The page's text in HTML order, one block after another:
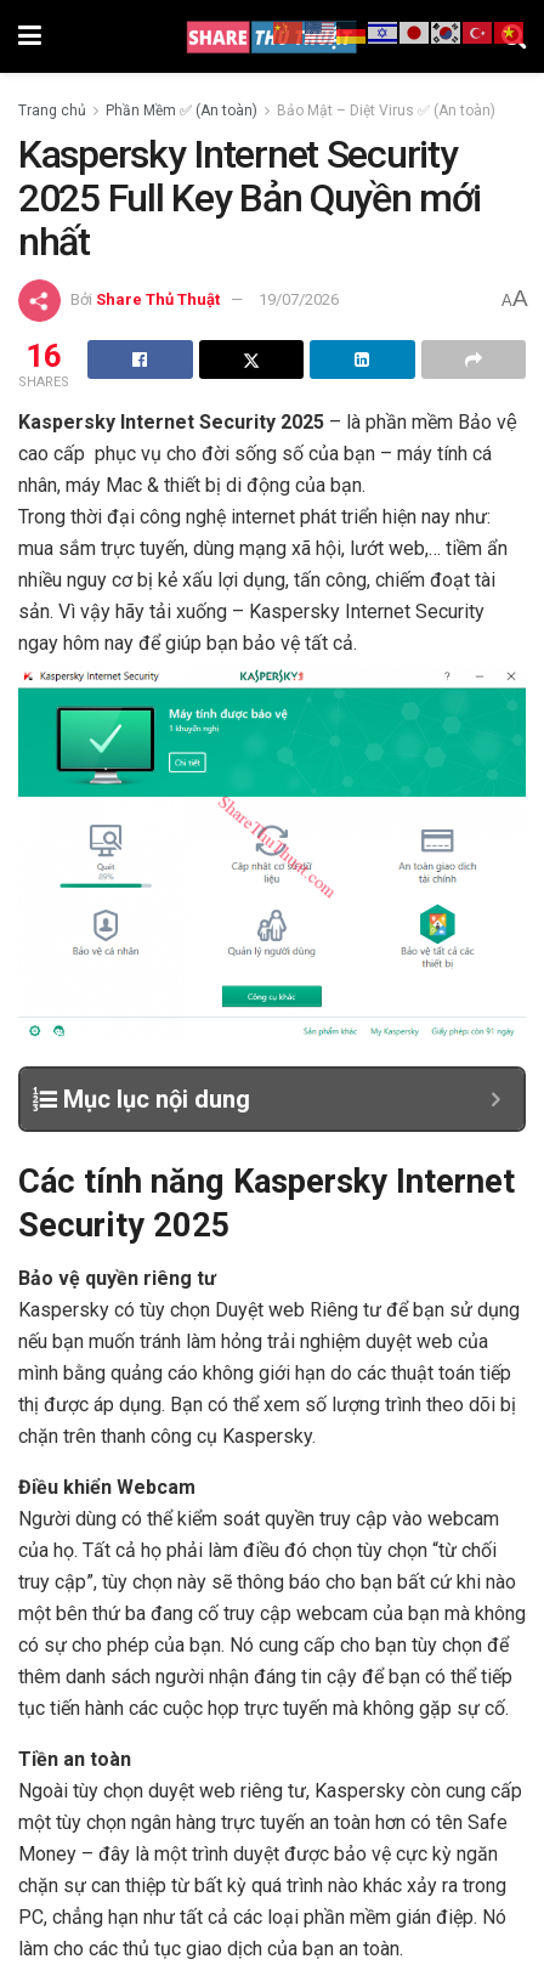
Trang chủ Phần Mềm ✅ (An toàn) Bảo Mật – Diệt Virus ✅ (An toàn)
Kaspersky Internet Security
2025 Full Key Bản Quyền mới
nhất
Bởi Share Thủ Thuật 19/07/2026 AA
16
SHARES
Kaspersky Internet Security 2025 – là phần mềm Bảo vệ
cao cấp phục vụ cho đời sống số của bạn – máy tính cá
nhân, máy Mac & thiết bị di động của bạn.
Trong thời đại công nghệ internet phát triển hiện nay như:
mua sắm trực tuyến, dùng mạng xã hội, lướt web,… tiềm ẩn
nhiều nguy cơ bị kẻ xấu lợi dụng, tấn công, chiếm đoạt tài
sản. Vì vậy hãy tải xuống – Kaspersky Internet Security
ngay hôm nay để giúp bạn bảo vệ tất cả.
Mục lục nội dung
Các tính năng Kaspersky Internet
Security 2025
Bảo vệ quyền riêng tư
Kaspersky có tùy chọn Duyệt web Riêng tư để bạn sử dụng
nếu bạn muốn tránh làm hỏng trải nghiệm duyệt web của
mình bằng quảng cáo không giới hạn do các thuật toán tiếp
thị được áp dụng. Bạn có thể xem số lượng trình theo dõi bị
chặn trên thanh công cụ Kaspersky.
Điều khiển Webcam
Người dùng có thể kiểm soát quyền truy cập vào webcam
của họ. Tất cả họ phải làm điều đó chọn tùy chọn “từ chối
truy cập”, tùy chọn này sẽ thông báo cho bạn bất cứ khi nào
một bên thứ ba đang cố truy cập webcam của bạn mà không
có sự cho phép của bạn. Nó cung cấp cho bạn tùy chọn để
thêm danh sách người nhận đáng tin cậy để bạn có thể tiếp
tục tiến hành các cuộc họp trực tuyến mà không gặp sự cố.
Tiền an toàn
Ngoài tùy chọn duyệt web riêng tư, Kaspersky còn cung cấp
một tùy chọn ngân hàng trực tuyến an toàn hơn có tên Safe
Money – đây là một trình duyệt được bảo vệ cực kỳ ngăn
chặn sự can thiệp từ bất kỳ quá trình nào khác xảy ra trong
PC, chẳng hạn như tất cả các loại phần mềm gián điệp. Nó
làm cho các thủ tục giao dịch của bạn an toàn.